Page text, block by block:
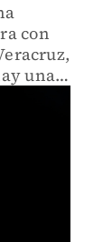
con
una
las